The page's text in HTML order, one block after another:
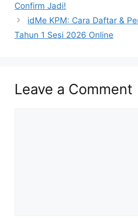
Confirm Jadi!
idMe KPM: Cara Daftar &
Tahun 1 Sesi 2026 Online
Leave a Comment